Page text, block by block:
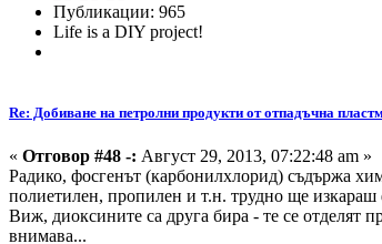
Публикации: 965
Life is a DIY project!
Re: Добиване на петролни продукти от отпадъчна
« Отговор #48 -: Август 29, 2013, 07:22:48 am »
Радико, фосгенът (карбонилхлорид) съдържа
полиетилен, пропилен и т.н. трудно ще
Виж, диоксините са друга бира - те се отделят
внимава...